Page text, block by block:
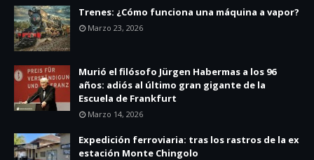
Trenes: ¿Cómo funciona una máquina a vapor?
Marzo 23, 2026
Murió el filósofo Jürgen Habermas a los 96
años: adiós al último gran gigante de la
Escuela de Frankfurt
Marzo 14, 2026
Expedición ferroviaria: tras los rastros de la ex
estación Monte Chingolo